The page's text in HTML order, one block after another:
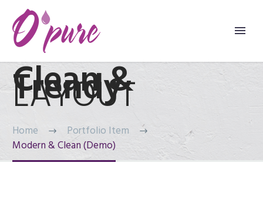
Clean &
Trendy
LAYOUT
Home
Portfolio Item
Modern & Clean (Demo)